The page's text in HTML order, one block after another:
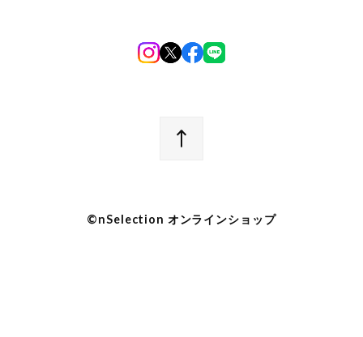
©︎nSelection オンラインショップ